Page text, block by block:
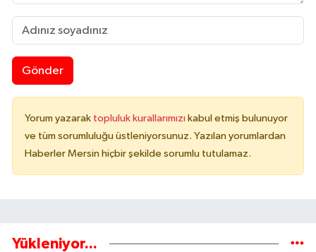
Gönder
Yorum yazarak topluluk kurallarımızı kabul etmiş bulunuyor
ve tüm sorumluluğu üstleniyorsunuz. Yazılan yorumlardan
Haberler Mersin hiçbir şekilde sorumlu tutulamaz.
Yükleniyor...